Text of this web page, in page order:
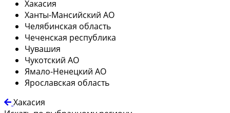
Хакасия
Ханты-Мансийский АО
Челябинская область
Чеченская республика
Чувашия
Чукотский АО
Ямало-Ненецкий АО
Ярославская область
Хакасия